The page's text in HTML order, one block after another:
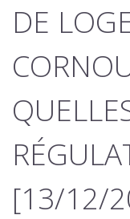
DE
[13/12/